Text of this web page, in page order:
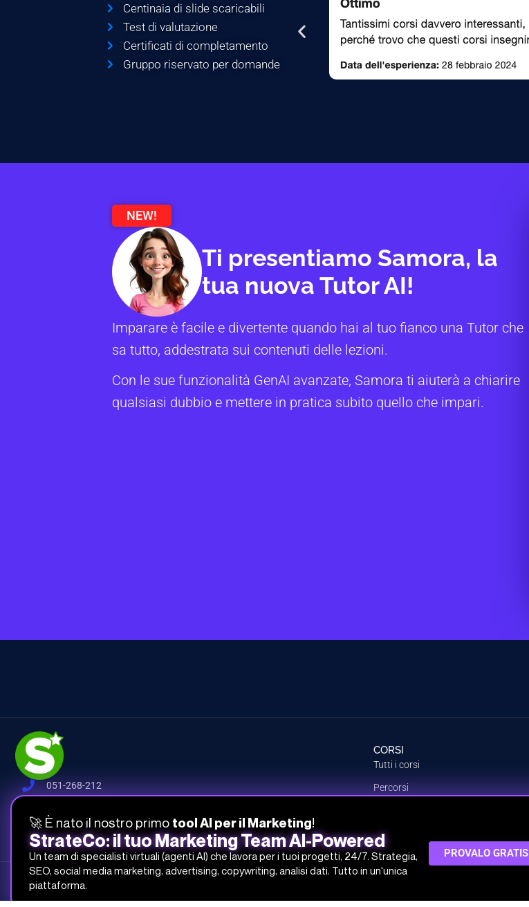
Centinaia di slide scaricabili
Test di valutazione
Certificati di completamento
Gruppo riservato per domande
NEW!
Ti presentiamo Samora, la
tua nuova Tutor AI!
Imparare è facile e divertente quando hai al tuo fianco una Tutor che
sa tutto, addestrata sui contenuti delle lezioni.
Con le sue funzionalità GenAI avanzate, Samora ti aiuterà a chiarire
qualsiasi dubbio e mettere in pratica subito quello che impari.
051-268-212
Via del Fonditore 12, 40138 Bologna
CORSI
Tutti i corsi
Percorsi
Crea il tuo piano
Studio Samo Pro® è un marchio registrato di CENTRO STUDI SAMO SRL
REA-CCIAA BO 504674 – P.IVA e C.F.: 03259561201 – Capitale Sociale 30.000,00 € i.v.
🚀 È nato il nostro primo tool AI per il Marketing!
StrateCo: il tuo Marketing Team AI-Powered
Un team di specialisti virtuali (agenti AI) che lavora per i tuoi progetti, 24/7. Strategia,
SEO, social media marketing, advertising, copywriting, analisi dati. Tutto in un'unica
piattaforma.
PROVALO GRATIS